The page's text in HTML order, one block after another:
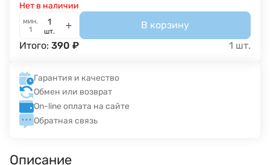
Нет в наличии
мин.
1
шт.
В корзину
Итого: 390 ₽ 1 шт.
Гарантия и качество
Обмен или возврат
On-line оплата на сайте
Обратная связь
Описание